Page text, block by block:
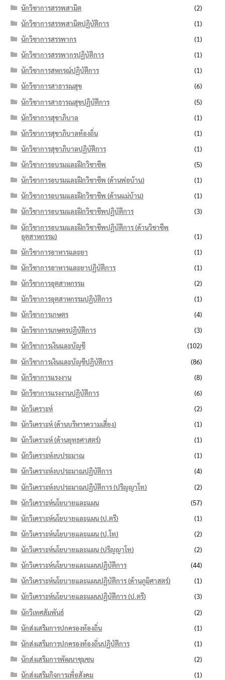
นักวิชาการสรรพสามิต
(2)
นักวิชาการสรรพสามิตปฏิบัติการ
(1)
นักวิชาการสรรพากร
(1)
นักวิชาการสรรพากรปฏิบัติการ
(1)
นักวิชาการสหกรณ์ปฏิบัติการ
(1)
นักวิชาการสาธารณสุข
(6)
นักวิชาการสาธารณสุขปฏิบัติการ
(5)
นักวิชาการสุขาภิบาล
(1)
นักวิชาการสุขาภิบาลท้องถิ่น
(1)
นักวิชาการสุขาภิบาลปฏิบัติการ
(1)
นักวิชาการอบรมและฝึกวิชาชีพ
(5)
นักวิชาการอบรมและฝึกวิชาชีพ (ด้านพ่อบ้าน)
(1)
นักวิชาการอบรมและฝึกวิชาชีพ (ด้านแม่บ้าน)
(1)
นักวิชาการอบรมและฝึกวิชาชีพปฏิบัติการ
(3)
นักวิชาการอบรมและฝึกวิชาชีพปฏิบัติการ (ด้านวิชาชีพ
อุตสาหกรรม)
(1)
นักวิชาการอาหารและยา
(1)
นักวิชาการอาหารและยาปฏิบัติการ
(1)
นักวิชาการอุตสาหกรรม
(2)
นักวิชาการอุตสาหกรรมปฏิบัติการ
(1)
นักวิชาการเกษตร
(4)
นักวิชาการเกษตรปฏิบัติการ
(3)
นักวิชาการเงินและบัญชี
(102)
นักวิชาการเงินและบัญชีปฏิบัติการ
(86)
นักวิชาการแรงงาน
(8)
นักวิชาการแรงงานปฏิบัติการ
(6)
นักวิเคราะห์
(2)
นักวิเคราะห์ (ด้านบริหารความเสี่ยง)
(1)
นักวิเคราะห์ (ด้านยุทธศาสตร์)
(1)
นักวิเคราะห์งบประมาณ
(1)
นักวิเคราะห์งบประมาณปฏิบัติการ
(4)
นักวิเคราะห์งบประมาณปฏิบัติการ (ปริญญาโท)
(2)
นักวิเคราะห์นโยบายและแผน
(57)
นักวิเคราะห์นโยบายและแผน (ป.ตรี)
(1)
นักวิเคราะห์นโยบายและแผน (ป.โท)
(2)
นักวิเคราะห์นโยบายและแผน (ปริญญาโท)
(2)
นักวิเคราะห์นโยบายและแผนปฏิบัติการ
(44)
นักวิเคราะห์นโยบายและแผนปฏิบัติการ (ด้านภูมิศาสตร์)
(1)
นักวิเคราะห์นโยบายและแผนปฏิบัติการ (ป.ตรี)
(3)
นักวิเทศสัมพันธ์
(2)
นักส่งเสริมการปกครองท้องถิ่น
(1)
นักส่งเสริมการปกครองท้องถิ่นปฏิบัติการ
(1)
นักส่งเสริมการพัฒนาชุมชน
(2)
นักส่งเสริมกิจการเพื่อสังคม
(1)